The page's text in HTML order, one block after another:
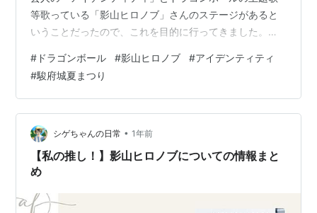
等歌っている「影山ヒロノブ」さんのステージがあると
いうことだったので、これを目的に行ってきました。今
TOROアニメーション総研 アイデンティティの漫才 影山
ヒロノブさんミニライブ SASUKEブース まとめ SBSラジ
オ TOROアニメーション総研 メインステージで行われま
したが、なんと入場料は無料でした。ただし撮影、録音
はNGでした。今回「アイデンティティ」と「影山ヒロノ
ブ」さんはラジ…
# ドラゴンボール #影山ヒロノブ #アイデンティティ
#駿府城夏まつり
シゲちゃんの日常 • 1年前
【私の推し！】影山ヒロノブについての情報まと
め